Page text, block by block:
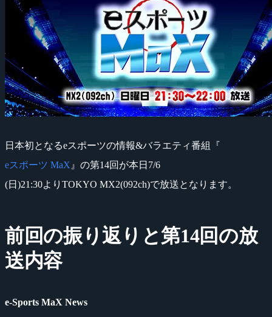
日本初となるeスポーツの情報&バラエティ番組『
eスポーツ MaX 』の第14回が本日7/6
(日)21:30よりTOKYO MX2(092ch)で放送となります。
前回の振り返りと第14回の放
送内容
e-Sports MaX News